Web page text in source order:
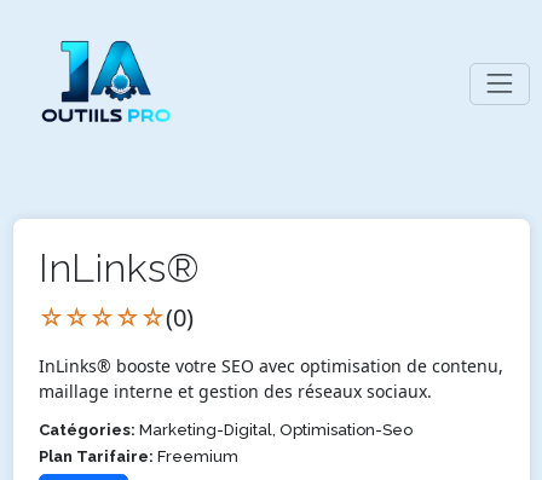
InLinks®
☆☆☆☆☆(0)
InLinks® booste votre SEO avec optimisation de contenu,
maillage interne et gestion des réseaux sociaux.
Catégories: Marketing-Digital, Optimisation-Seo
Plan Tarifaire: Freemium